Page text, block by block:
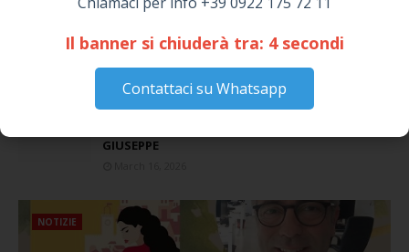
Il banner si chiuderà tra: 3secondi
Contattaci su Whatsapp
Piazza Umberto I: arrivano I Cugini di
I “TEPPISTI DEI SOGNI” IN CONCERTO A
GIUSEPPE
NOTIZIE